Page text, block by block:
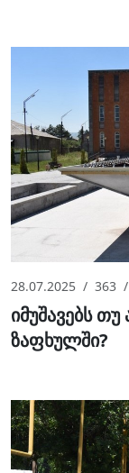
28.07.2025 363
იმუშავებს
ზაფხულში?